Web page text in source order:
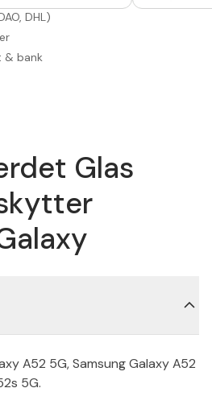
DHL)
& bank
Glas
A52 5G, Samsung Galaxy A52
5G.